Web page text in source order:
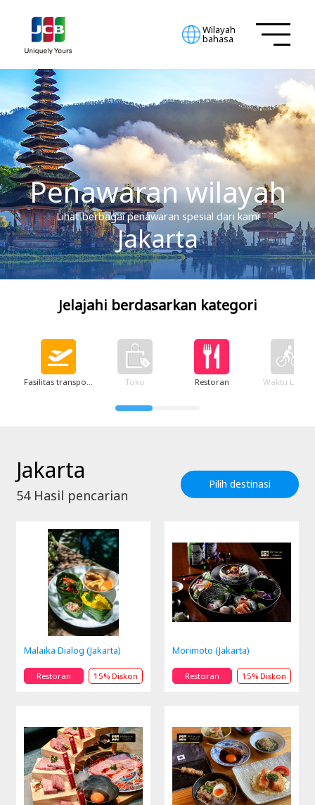
Wilayah
bahasa
Penawaran wilayah
Lihat berbagai penawaran spesial dari kami
Jakarta
Jelajahi berdasarkan kategori
Fasilitas transportasi Toko Restoran Waktu Luang
Jakarta
54Hasil pencarian
Pilih destinasi
Malaika Dialog (Jakarta)
Restoran 15% Diskon
Morimoto (Jakarta)
Restoran 15% Diskon